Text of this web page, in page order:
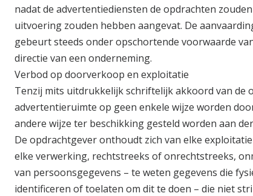
nadat de advertentiediensten de opdrachten
uitvoering zouden hebben aangevat. De
gebeurt steeds onder opschortende voorwaarde
directie van een onderneming.
Verbod op doorverkoop en exploitatie
Tenzij mits uitdrukkelijk schriftelijk akkoord van de
advertentieruimte op geen enkele wijze worden
andere wijze ter beschikking gesteld worden aan
De opdrachtgever onthoudt zich van elke
elke verwerking, rechtstreeks of onrechtstreeks,
van persoonsgegevens – te weten gegevens die
identificeren of toelaten om dit te doen – die niet